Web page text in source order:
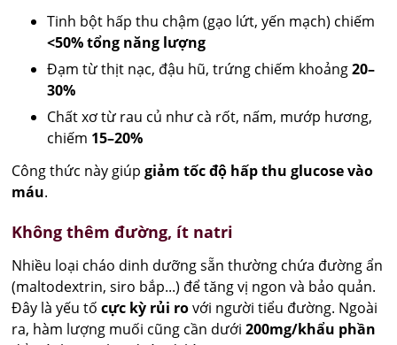
Tinh bột hấp thu chậm (gạo lứt, yến mạch) chiếm
<50% tổng năng lượng
Đạm từ thịt nạc, đậu hũ, trứng chiếm khoảng20–
30%
Chất xơ từ rau củ như cà rốt, nấm, mướp hương,
chiếm 15–20%
Công thức này giúpgiảm tốc độ hấp thu glucose vào
máu.
Không thêm đường, ít natri
Nhiều loại cháo dinh dưỡng sẵn thường chứa đường ẩn
(maltodextrin, siro bắp...) để tăng vị ngon và bảo quản.
Đây là yếu tốcực kỳ rủi rovới người tiểu đường. Ngoài
ra, hàm lượng muối cũng cần dưới200mg/khẩu phần